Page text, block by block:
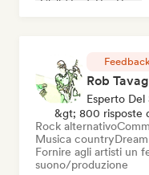
Rob
Esperto Del
&gt; 800 risposte
Rock alternativo
Musica country
Fornire agli artisti un
suono/produzione